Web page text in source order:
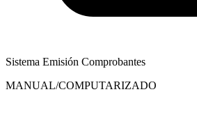
Sistema Emisión Comprobantes
MANUAL/COMPUTARIZADO